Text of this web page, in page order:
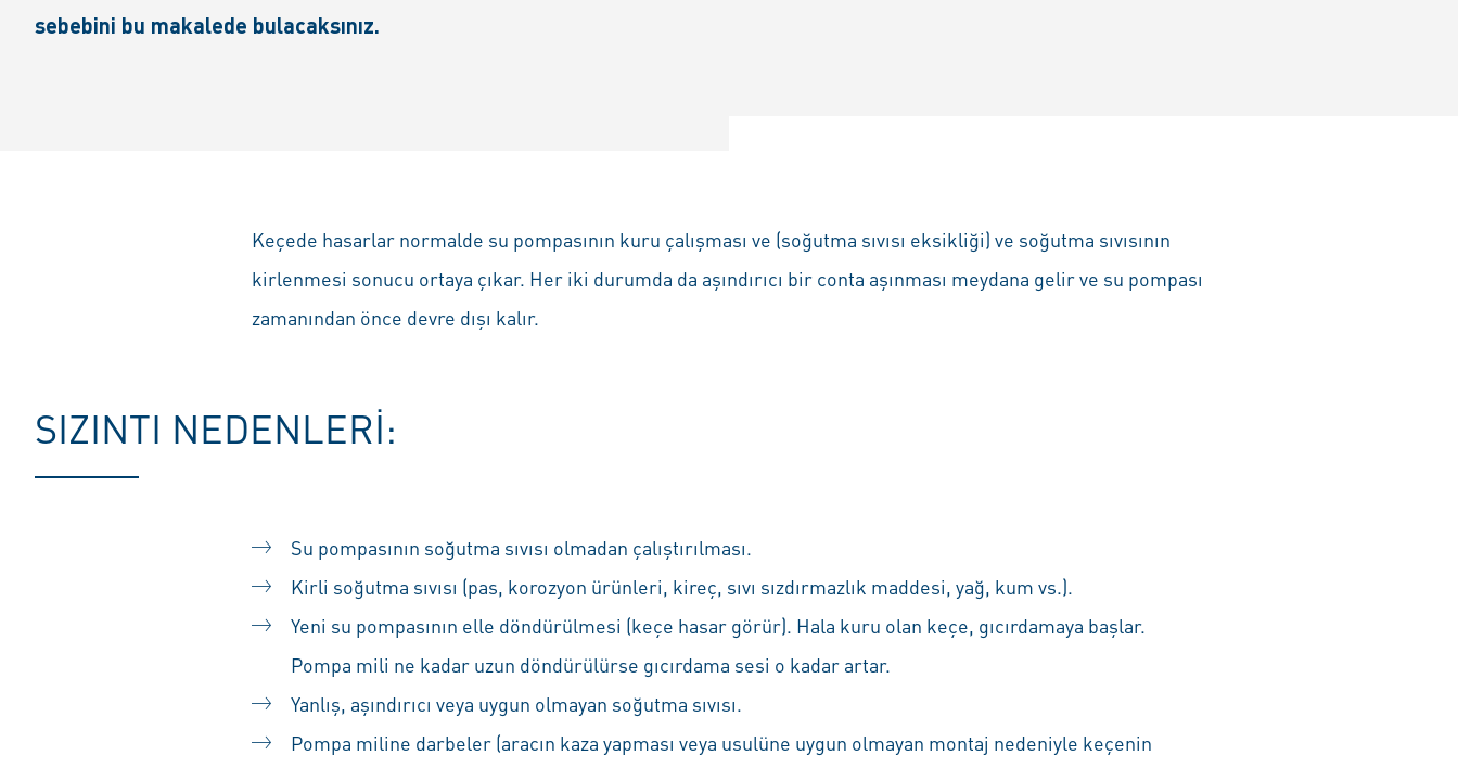
sebebini bu makalede bulacaksınız.
Keçede hasarlar normalde su pompasının kuru çalışması ve (soğutma sıvısı eksikliği) ve soğutma sıvısının
kirlenmesi sonucu ortaya çıkar. Her iki durumda da aşındırıcı bir conta aşınması meydana gelir ve su pompası
zamanından önce devre dışı kalır.
SIZINTI NEDENLERI:
Su pompasının soğutma sıvısı olmadan çalıştırılması.
Kirli soğutma sıvısı (pas, korozyon ürünleri, kireç, sıvı sızdırmazlık maddesi, yağ, kum vs.).
Yeni su pompasının elle döndürülmesi (keçe hasar görür). Hala kuru olan keçe, gıcırdamaya başlar.
Pompa mili ne kadar uzun döndürülürse gıcırdama sesi o kadar artar.
Yanlış, aşındırıcı veya uygun olmayan soğutma sıvısı.
Pompa miline darbeler (aracın kaza yapması veya usulüne uygun olmayan montaj nedeniyle keçenin